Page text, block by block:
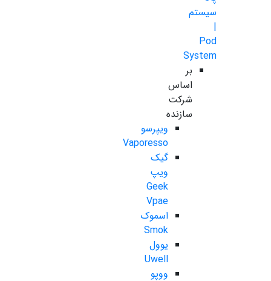
سیستم
|
Pod
System
بر
اساس
شرکت
سازنده
ویپرسو
Vaporesso
گیک
ویپ
Geek
Vpae
اسموک
Smok
یوول
Uwell
ووپو